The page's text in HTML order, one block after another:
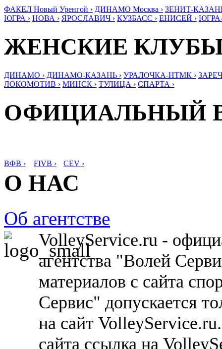
ФАКЕЛ Новый Уренгой › ДИНАМО Москва › ЗЕНИТ-
ЮГРА › НОВА › ЯРОСЛАВИЧ › КУЗБАСС › ЕНИСЕЙ ›
ЖЕНСКИЕ
ДИНАМО › ДИНАМО-КАЗАНЬ › УРАЛОЧКА-НТМК ›
ЛОКОМОТИВ › МИНСК › ТУЛИЦА › СПАРТА ›
ОФИЦИАЛЬНЫЙ
ВФВ › FIVB › CEV ›
О НАС
Об агентстве
VolleyService.ru -
агентства "Волей
материалов с сайта
Сервис" допускается
на сайт
сайта ссылка на